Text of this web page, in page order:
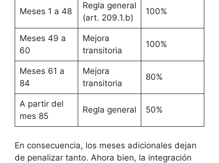
Meses 1 a 48
Regla general
(art. 209.1.b)
100%
Meses 49 a
60
Mejora
transitoria
100%
Meses 61 a
84
Mejora
transitoria
80%
A partir del
mes 85
Regla general 50%
En consecuencia, los meses adicionales dejan
de penalizar tanto. Ahora bien, la integración